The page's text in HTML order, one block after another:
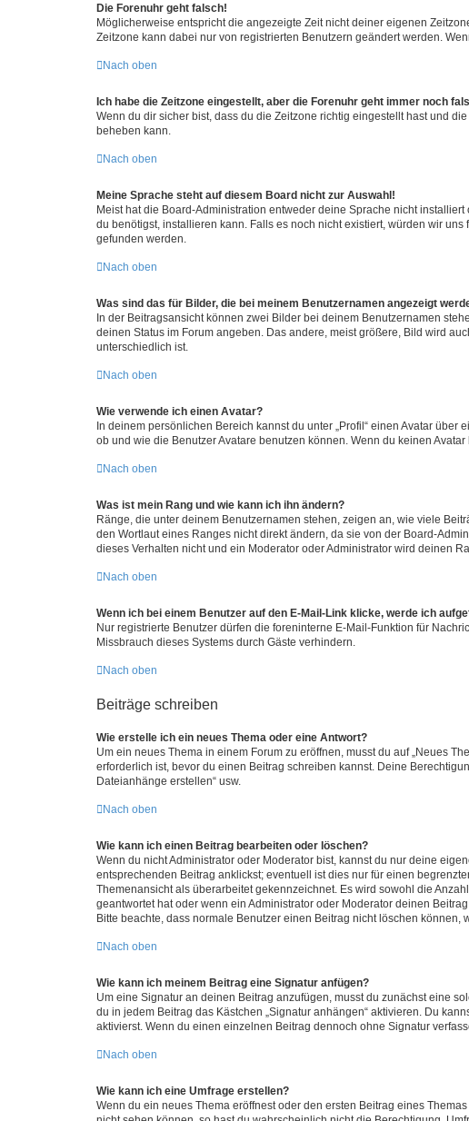
Die Forenuhr geht falsch!
Möglicherweise entspricht die angezeigte Zeit nicht deiner eigenen
Zeitzone kann dabei nur von registrierten Benutzern geändert werden.
Nach oben
Ich habe die Zeitzone eingestellt, aber die Forenuhr geht immer noch
Wenn du dir sicher bist, dass du die Zeitzone richtig eingestellt hast und
beheben kann.
Nach oben
Meine Sprache steht auf diesem Board nicht zur Auswahl!
Meist hat die Board-Administration entweder deine Sprache nicht
du benötigst, installieren kann. Falls es noch nicht existiert, würden wir
gefunden werden.
Nach oben
Was sind das für Bilder, die bei meinem Benutzernamen angezeigt
In der Beitragsansicht können zwei Bilder bei deinem Benutzernamen
deinen Status im Forum angeben. Das andere, meist größere, Bild wird
unterschiedlich ist.
Nach oben
Wie verwende ich einen Avatar?
In deinem persönlichen Bereich kannst du unter „Profil“ einen Avatar
ob und wie die Benutzer Avatare benutzen können. Wenn du keinen
Nach oben
Was ist mein Rang und wie kann ich ihn ändern?
Ränge, die unter deinem Benutzernamen stehen, zeigen an, wie viele
den Wortlaut eines Ranges nicht direkt ändern, da sie von der Board-
dieses Verhalten nicht und ein Moderator oder Administrator wird deinen
Nach oben
Wenn ich bei einem Benutzer auf den E-Mail-Link klicke, werde ich
Nur registrierte Benutzer dürfen die foreninterne E-Mail-Funktion für
Missbrauch dieses Systems durch Gäste verhindern.
Nach oben
Beiträge schreiben
Wie erstelle ich ein neues Thema oder eine Antwort?
Um ein neues Thema in einem Forum zu eröffnen, musst du auf „Neues
erforderlich ist, bevor du einen Beitrag schreiben kannst. Deine
Dateianhänge erstellen“ usw.
Nach oben
Wie kann ich einen Beitrag bearbeiten oder löschen?
Wenn du nicht Administrator oder Moderator bist, kannst du nur deine
entsprechenden Beitrag anklickst; eventuell ist dies nur für einen
Themenansicht als überarbeitet gekennzeichnet. Es wird sowohl die
geantwortet hat oder wenn ein Administrator oder Moderator deinen
Bitte beachte, dass normale Benutzer einen Beitrag nicht löschen können,
Nach oben
Wie kann ich meinem Beitrag eine Signatur anfügen?
Um eine Signatur an deinen Beitrag anzufügen, musst du zunächst eine
du in jedem Beitrag das Kästchen „Signatur anhängen“ aktivieren. Du
aktivierst. Wenn du einen einzelnen Beitrag dennoch ohne Signatur
Nach oben
Wie kann ich eine Umfrage erstellen?
Wenn du ein neues Thema eröffnest oder den ersten Beitrag eines